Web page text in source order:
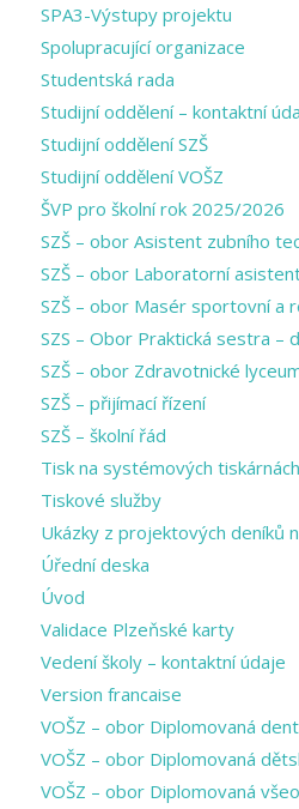
SPA3-Výstupy projektu
Spolupracující organizace
Studentská rada
Studijní oddělení – kontaktní
Studijní oddělení SZŠ
Studijní oddělení VOŠZ
ŠVP pro školní rok 2025/2026
SZŠ – obor Asistent zubního
SZŠ – obor Laboratorní
SZŠ – obor Masér sportovní a
SZS – Obor Praktická sestra –
SZŠ – obor Zdravotnické
SZŠ – přijímací řízení
SZŠ – školní řád
Tisk na systémových tiskárnách
Tiskové služby
Ukázky z projektových deníků
Úřední deska
Úvod
Validace Plzeňské karty
Vedení školy – kontaktní údaje
Version francaise
VOŠZ – obor Diplomovaná
VOŠZ – obor Diplomovaná
VOŠZ – obor Diplomovaná